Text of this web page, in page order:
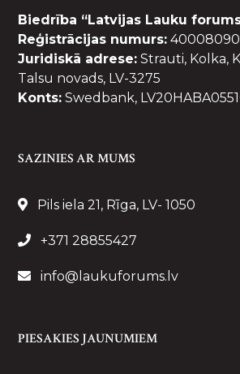
Biedrība “Latvijas Lauku
Reģistrācijas numurs:
Juridiskā adrese: Strauti, Kolka,
Talsu novads, LV-3275
Konts: Swedbank,
SAZINIES AR MUMS
Pils iela 21, Rīga, LV- 1050
+371 28855427
info@laukuforums.lv
PIESAKIES JAUNUMIEM